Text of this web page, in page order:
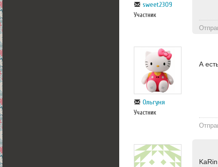
sweet2309
Участник
Ольгуня
Участник
А